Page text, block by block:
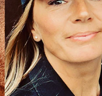
Om Cookies
Kontakta Oss
Hantera Preferenser